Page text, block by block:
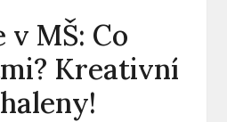
v MŠ: Co
Kreativní